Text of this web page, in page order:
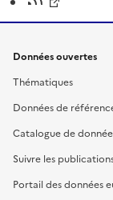
Données ouvertes
Thématiques
Données de
Catalogue de
Suivre les
Portail des données